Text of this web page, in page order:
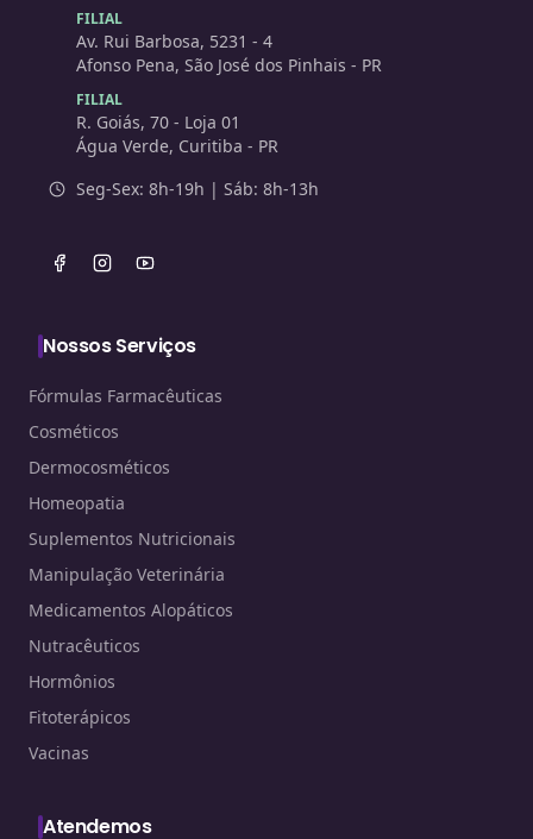
FILIAL
Av. Rui Barbosa, 5231 - 4
Afonso Pena, São José dos Pinhais - PR
FILIAL
R. Goiás, 70 - Loja 01
Água Verde, Curitiba - PR
Seg-Sex: 8h-19h | Sáb: 8h-13h
Nossos Serviços
Fórmulas Farmacêuticas
Cosméticos
Dermocosméticos
Homeopatia
Suplementos Nutricionais
Manipulação Veterinária
Medicamentos Alopáticos
Nutracêuticos
Hormônios
Fitoterápicos
Vacinas
Atendemos